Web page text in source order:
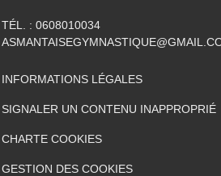
TÉL. : 0608010034
INFORMATIONS LÉGALES
SIGNALER UN CONTENU INAPPROPRIÉ
CHARTE COOKIES
GESTION DES COOKIES